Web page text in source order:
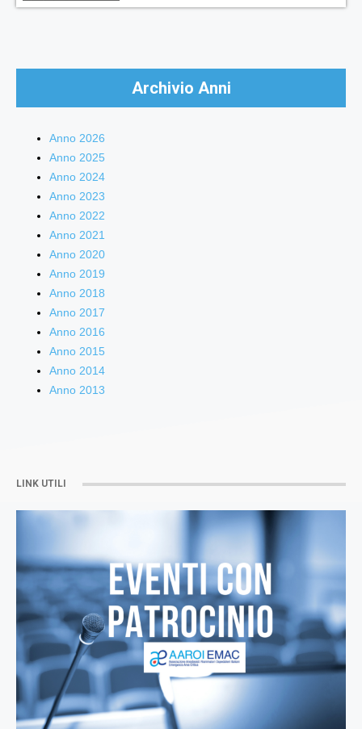
Archivio Anni
Anno 2026
Anno 2025
Anno 2024
Anno 2023
Anno 2022
Anno 2021
Anno 2020
Anno 2019
Anno 2018
Anno 2017
Anno 2016
Anno 2015
Anno 2014
Anno 2013
LINK UTILI